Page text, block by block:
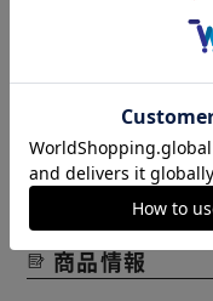
予めご了承ください
商品はアイリスプラ
数量限定商品はご注
ます。ご注文をいた
ございますのでなに
商品情報